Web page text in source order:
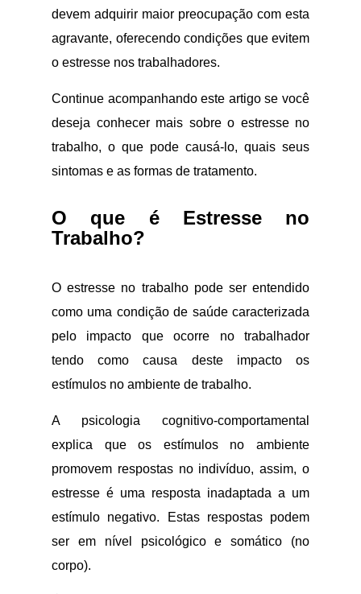
devem adquirir maior preocupação com esta
agravante, oferecendo condições que evitem
o estresse nos trabalhadores.
Continue acompanhando este artigo se você
deseja conhecer mais sobre o estresse no
trabalho, o que pode causá-lo, quais seus
sintomas e as formas de tratamento.
O que é Estresse no
Trabalho?
O estresse no trabalho pode ser entendido
como uma condição de saúde caracterizada
pelo impacto que ocorre no trabalhador
tendo como causa deste impacto os
estímulos no ambiente de trabalho.
A psicologia cognitivo-comportamental
explica que os estímulos no ambiente
promovem respostas no indivíduo, assim, o
estresse é uma resposta inadaptada a um
estímulo negativo. Estas respostas podem
ser em nível psicológico e somático (no
corpo).